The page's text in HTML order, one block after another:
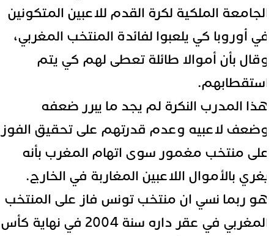
الملكية لكرة القدم للاعبين المتكونين
أوروبا كي يلعبوا لفائدة المنتخب المغربي،
بأن أموالا طائلة تعطى لهم كي يتم
المدرب النكرة لم يجد ما يبرر ضعفه
لاعبيه وعدم قدرتهم على تحقيق الفوز
منتخب مغمور سوى اتهام المغرب بأنه
بالأموال اللاعبين المغاربة في الخارج.
ربما نسي ان منتخب تونس فاز على المنتخب
المغربي في عقر داره سنة 2004 في نهاية كأس